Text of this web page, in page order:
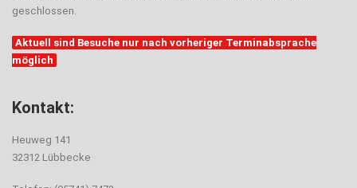
geschlossen.
Aktuell sind Besuche nur nach vorheriger Terminabsprache
möglich
Kontakt:
Heuweg 141
32312 Lübbecke